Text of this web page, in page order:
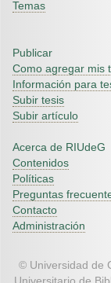
Temas
Publicar
Como agregar mis
Información para
Subir tesis
Subir artículo
Acerca de RIUdeG
Contenidos
Políticas
Preguntas
Contacto
Administración
© Universidad de